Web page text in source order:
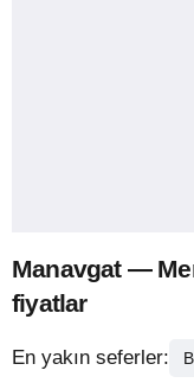
Manavgat —
fiyatlar
En yakın seferler: